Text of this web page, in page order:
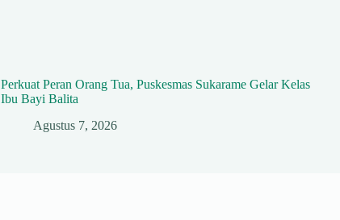
Perkuat Peran Orang Tua, Puskesmas Sukarame Gelar Kelas
Ibu Bayi Balita
Agustus 7, 2026